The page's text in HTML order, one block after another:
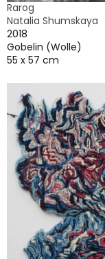
Rarog
Natalia Shumskaya
2018
Gobelin (Wolle)
55 x 57 cm